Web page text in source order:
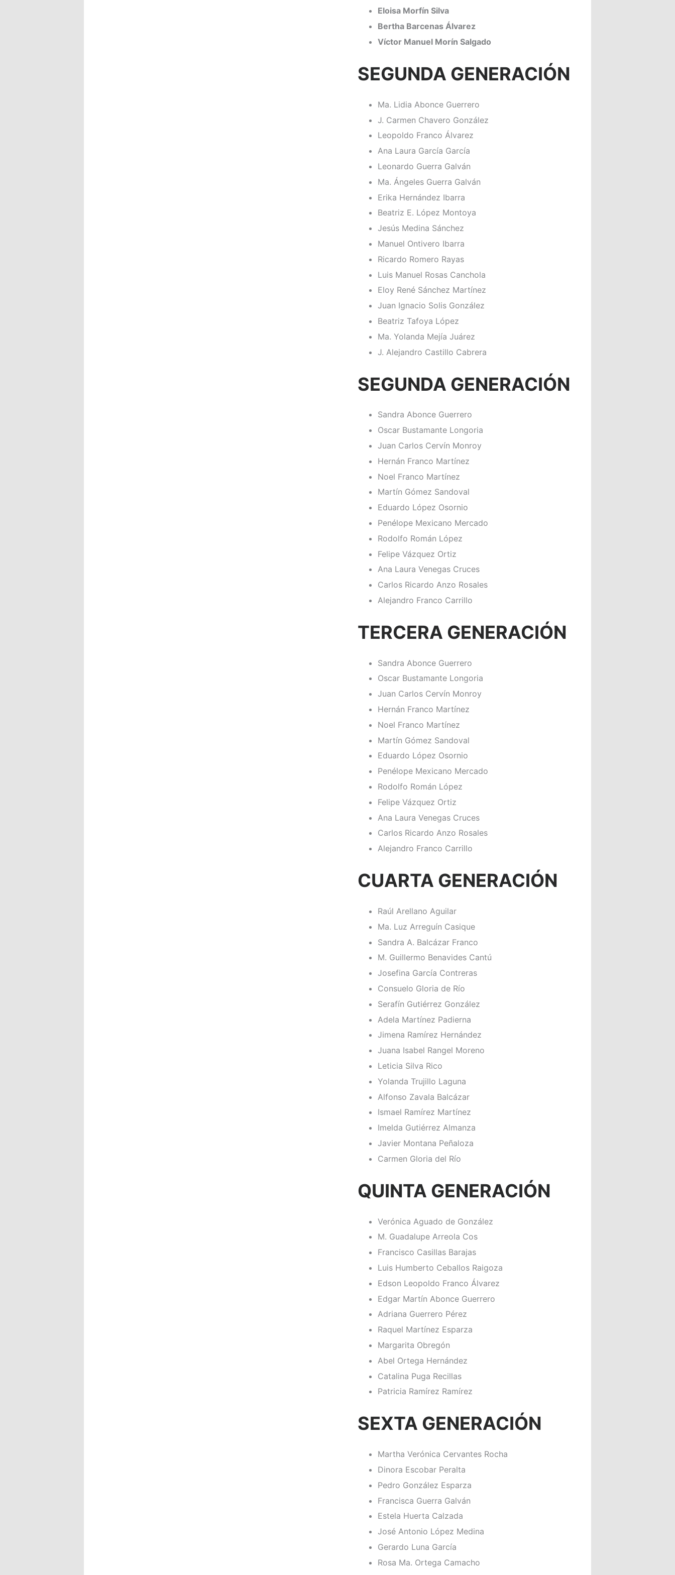
Eloisa Morfín Silva
Bertha Barcenas Álvarez
Víctor Manuel Morín Salgado
SEGUNDA GENERACIÓN
Ma. Lidia Abonce Guerrero
J. Carmen Chavero González
Leopoldo Franco Álvarez
Ana Laura García García
Leonardo Guerra Galván
Ma. Ángeles Guerra Galván
Erika Hernández Ibarra
Beatriz E. López Montoya
Jesús Medina Sánchez
Manuel Ontivero Ibarra
Ricardo Romero Rayas
Luis Manuel Rosas Canchola
Eloy René Sánchez Martínez
Juan Ignacio Solis González
Beatriz Tafoya López
Ma. Yolanda Mejía Juárez
J. Alejandro Castillo Cabrera
SEGUNDA GENERACIÓN
Sandra Abonce Guerrero
Oscar Bustamante Longoria
Juan Carlos Cervín Monroy
Hernán Franco Martínez
Noel Franco Martínez
Martín Gómez Sandoval
Eduardo López Osornio
Penélope Mexicano Mercado
Rodolfo Román López
Felipe Vázquez Ortiz
Ana Laura Venegas Cruces
Carlos Ricardo Anzo Rosales
Alejandro Franco Carrillo
TERCERA GENERACIÓN
Sandra Abonce Guerrero
Oscar Bustamante Longoria
Juan Carlos Cervín Monroy
Hernán Franco Martínez
Noel Franco Martínez
Martín Gómez Sandoval
Eduardo López Osornio
Penélope Mexicano Mercado
Rodolfo Román López
Felipe Vázquez Ortiz
Ana Laura Venegas Cruces
Carlos Ricardo Anzo Rosales
Alejandro Franco Carrillo
CUARTA GENERACIÓN
Raúl Arellano Aguilar
Ma. Luz Arreguín Casique
Sandra A. Balcázar Franco
M. Guillermo Benavides Cantú
Josefina García Contreras
Consuelo Gloria de Río
Serafín Gutiérrez González
Adela Martínez Padierna
Jimena Ramírez Hernández
Juana Isabel Rangel Moreno
Leticia Silva Rico
Yolanda Trujillo Laguna
Alfonso Zavala Balcázar
Ismael Ramírez Martínez
Imelda Gutiérrez Almanza
Javier Montana Peñaloza
Carmen Gloria del Río
QUINTA GENERACIÓN
Verónica Aguado de González
M. Guadalupe Arreola Cos
Francisco Casillas Barajas
Luis Humberto Ceballos Raigoza
Edson Leopoldo Franco Álvarez
Edgar Martín Abonce Guerrero
Adriana Guerrero Pérez
Raquel Martínez Esparza
Margarita Obregón
Abel Ortega Hernández
Catalina Puga Recillas
Patricia Ramírez Ramírez
SEXTA GENERACIÓN
Martha Verónica Cervantes Rocha
Dinora Escobar Peralta
Pedro González Esparza
Francisca Guerra Galván
Estela Huerta Calzada
José Antonio López Medina
Gerardo Luna García
Rosa Ma. Ortega Camacho